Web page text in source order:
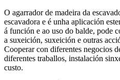
O agarrador de madeira da
escavadora e é unha aplicación
á función e ao uso do balde, pode
a suxeición, suxeición e outras
Cooperar con diferentes negocios
diferentes traballos, instalación
custo.